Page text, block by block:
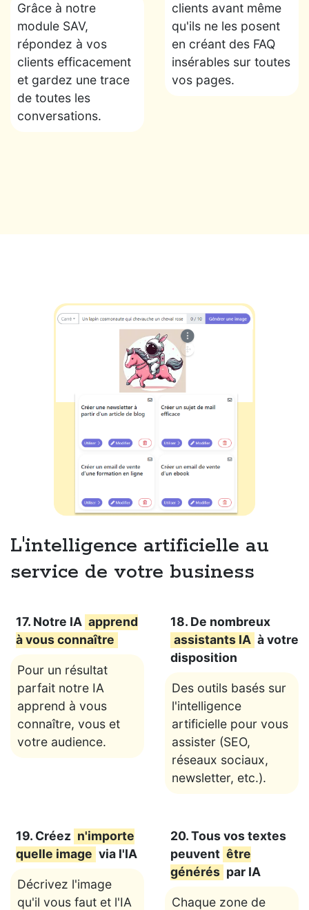
Grâce à notre
module SAV,
répondez à vos
clients efficacement
et gardez une trace
de toutes les
conversations.
clients avant même
qu'ils ne les posent
en créant des FAQ
insérables sur toutes
vos pages.
L'intelligence artificielle au
service de votre business
17. Notre IA apprend
à vous connaître
Pour un résultat
parfait notre IA
apprend à vous
connaître, vous et
votre audience.
18. De nombreux
assistants IA à votre
disposition
Des outils basés sur
l'intelligence
artificielle pour vous
assister (SEO,
réseaux sociaux,
newsletter, etc.).
19. Créez n'importe
quelle image via l'IA
Décrivez l'image
qu'il vous faut et l'IA
20. Tous vos textes
peuvent être
générés par IA
Chaque zone de